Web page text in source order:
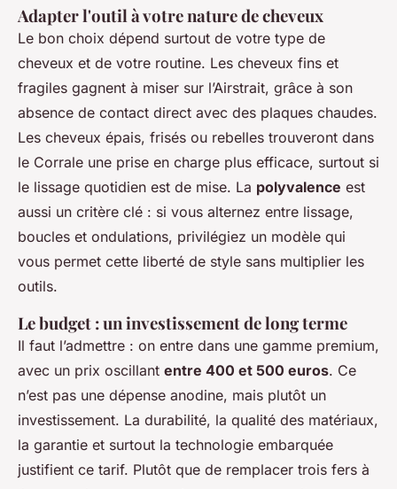
Adapter l'outil à votre nature de cheveux
Le bon choix dépend surtout de votre type de
cheveux et de votre routine. Les cheveux fins et
fragiles gagnent à miser sur l’Airstrait, grâce à son
absence de contact direct avec des plaques chaudes.
Les cheveux épais, frisés ou rebelles trouveront dans
le Corrale une prise en charge plus efficace, surtout si
le lissage quotidien est de mise. La polyvalence est
aussi un critère clé : si vous alternez entre lissage,
boucles et ondulations, privilégiez un modèle qui
vous permet cette liberté de style sans multiplier les
outils.
Le budget : un investissement de long terme
Il faut l’admettre : on entre dans une gamme premium,
avec un prix oscillant entre 400 et 500 euros. Ce
n’est pas une dépense anodine, mais plutôt un
investissement. La durabilité, la qualité des matériaux,
la garantie et surtout la technologie embarquée
justifient ce tarif. Plutôt que de remplacer trois fers à